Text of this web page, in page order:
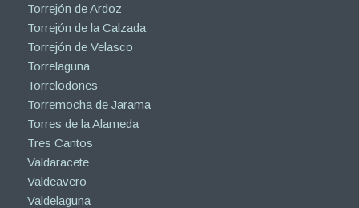
Torrejón de Ardoz
Torrejón de la Calzada
Torrejón de Velasco
Torrelaguna
Torrelodones
Torremocha de Jarama
Torres de la Alameda
Tres Cantos
Valdaracete
Valdeavero
Valdelaguna